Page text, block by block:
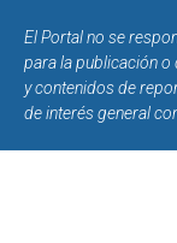
El Portal no se
para la publicación
y contenidos de
de interés general